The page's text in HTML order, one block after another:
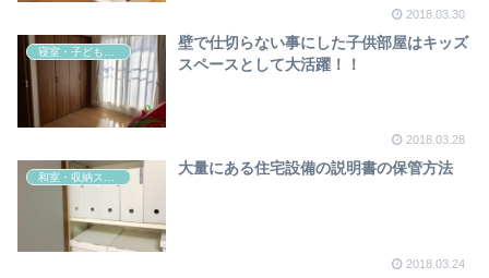
2018.03.30
壁で仕切らない事にした子供部屋はキッズ
スペースとして大活躍！！
2018.03.28
大量にある住宅設備の説明書の保管方法
2018.03.24